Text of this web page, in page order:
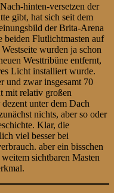
hinten-versetzen der
gibt, hat sich seit dem
der Brita-Arena
beiden Flutlichtmasten auf
wurden ja schon
Westtribüne entfernt,
Licht installiert wurde.
und zwar insgesamt 70
mit relativ großen
unter dem Dach
nichts, aber so oder
Klar, die
viel besser bei
aber ein bisschen
sichtbaren Masten